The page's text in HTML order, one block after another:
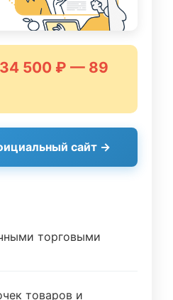
34 500 ₽ — 89
сайт →
торговыми
товаров и